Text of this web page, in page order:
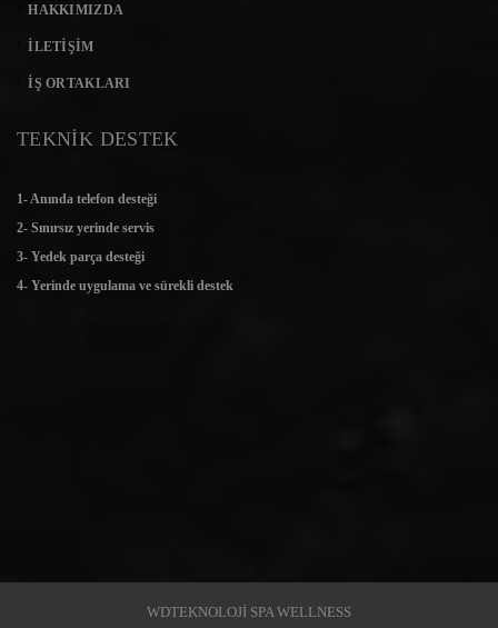
HAKKIMIZDA
İLETIŞIM
İŞ ORTAKLARI
TEKNİK DESTEK
1- Anında telefon desteği
2- Sınırsız yerinde servis
3- Yedek parça desteği
4- Yerinde uygulama ve sürekli destek
WDTEKNOLOJİ SPA WELLNESS